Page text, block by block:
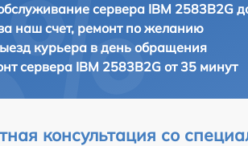
сервера IBM 2583B2G
наш счет, ремонт по желанию
курьера в день обращения
сервера IBM 2583B2G от 35 минут
консультация со